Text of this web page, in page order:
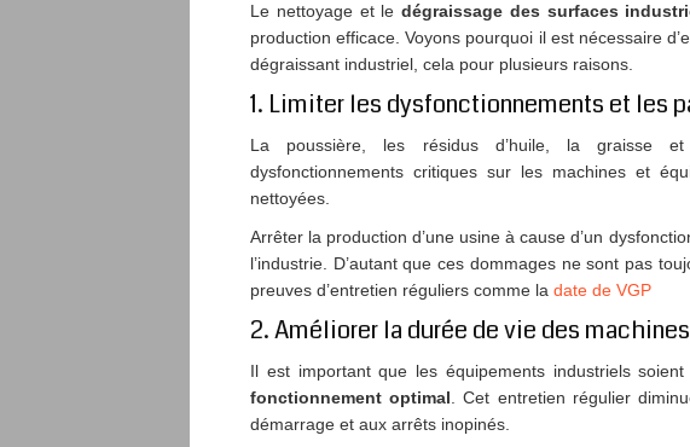
Le nettoyage et ledégraissage des surfaces
production efficace. Voyons pourquoi il est nécessaire
dégraissant industriel, cela pour plusieurs raisons.
1. Limiter les dysfonctionnements et les
La poussière, les résidus d’huile, la graisse
dysfonctionnements critiques sur les machines et
nettoyées.
Arrêter la production d’une usine à cause d’un
l’industrie. D’autant que ces dommages ne sont pas
preuves d’entretien réguliers comme la date de VGP
2. Améliorer la durée de vie des
Il est important que les équipements industriels
fonctionnement optimal . Cet entretien régulier
démarrage et aux arrêts inopinés.